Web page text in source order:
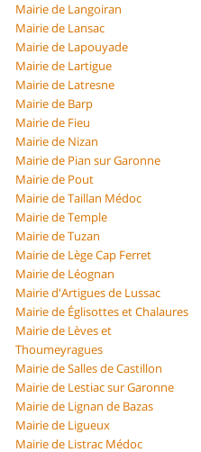
Mairie de Langoiran
Mairie de Lansac
Mairie de Lapouyade
Mairie de Lartigue
Mairie de Latresne
Mairie de Barp
Mairie de Fieu
Mairie de Nizan
Mairie de Pian sur Garonne
Mairie de Pout
Mairie de Taillan Médoc
Mairie de Temple
Mairie de Tuzan
Mairie de Lège Cap Ferret
Mairie de Léognan
Mairie d'Artigues de Lussac
Mairie de Églisottes et Chalaures
Mairie de Lèves et
Thoumeyragues
Mairie de Salles de Castillon
Mairie de Lestiac sur Garonne
Mairie de Lignan de Bazas
Mairie de Ligueux
Mairie de Listrac Médoc